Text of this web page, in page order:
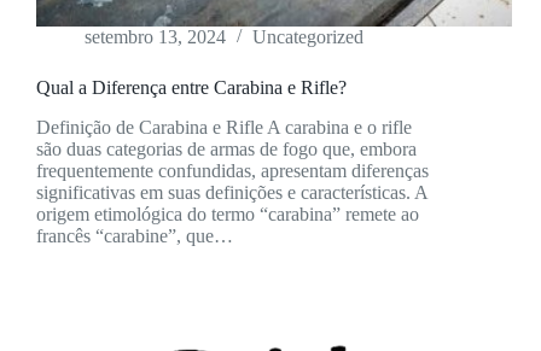
setembro 13, 2024 Uncategorized
Qual a Diferença entre Carabina e Rifle?
Definição de Carabina e Rifle A carabina e o rifle
são duas categorias de armas de fogo que, embora
frequentemente confundidas, apresentam diferenças
significativas em suas definições e características. A
origem etimológica do termo “carabina” remete ao
francês “carabine”, que…